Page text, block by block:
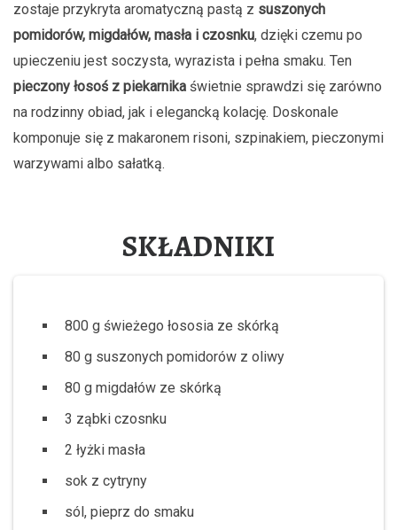
zostaje przykryta aromatyczną pastą z suszonych
pomidorów, migdałów, masła i czosnku, dzięki czemu po
upieczeniu jest soczysta, wyrazista i pełna smaku. Ten
pieczony łosoś z piekarnika świetnie sprawdzi się zarówno
na rodzinny obiad, jak i elegancką kolację. Doskonale
komponuje się z makaronem risoni, szpinakiem, pieczonymi
warzywami albo sałatką.
SKŁADNIKI
800 g świeżego łososia ze skórką
80 g suszonych pomidorów z oliwy
80 g migdałów ze skórką
3 ząbki czosnku
2 łyżki masła
sok z cytryny
sól, pieprz do smaku